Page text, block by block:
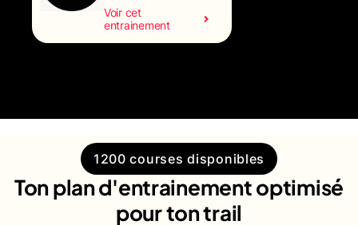
Voir cet
entrainement
1200 courses disponibles
Ton plan d'entrainement optimisé
pour ton trail